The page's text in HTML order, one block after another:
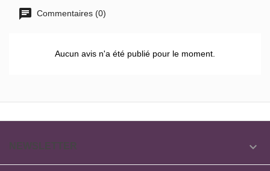
Commentaires (0)
Aucun avis n'a été publié pour le moment.
